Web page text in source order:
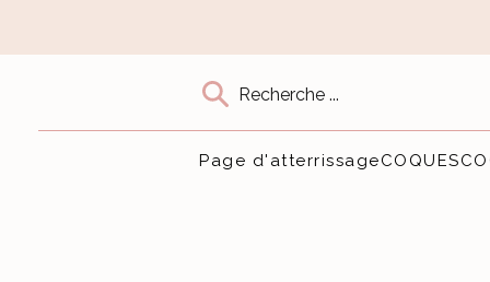
Recherche ...
Page d'atterrissageCOQUES